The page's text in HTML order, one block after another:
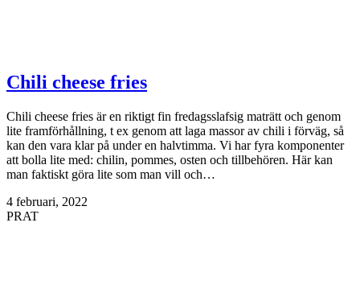
Chili cheese fries
Chili cheese fries är en riktigt fin fredagsslafsig maträtt och genom
lite framförhållning, t ex genom att laga massor av chili i förväg, så
kan den vara klar på under en halvtimma. Vi har fyra komponenter
att bolla lite med: chilin, pommes, osten och tillbehören. Här kan
man faktiskt göra lite som man vill och…
4 februari, 2022
PRAT